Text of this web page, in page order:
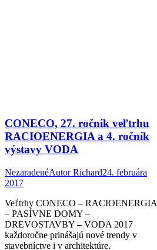
CONECO, 27. ročník veľtrhu
RACIOENERGIA a 4. ročník
výstavy VODA
NezaradenéAutorRichard24. februára
2017
Veľtrhy CONECO – RACIOENERGIA
– PASÍVNE DOMY –
DREVOSTAVBY – VODA 2017
každoročne prinášajú nové trendy v
stavebníctve i v architektúre.